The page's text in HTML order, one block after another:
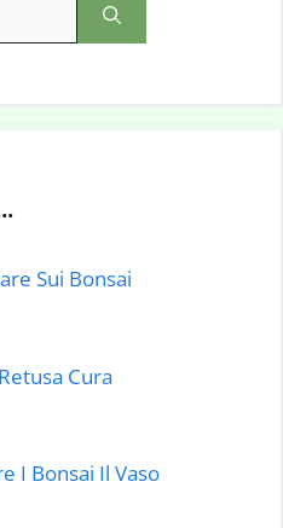
Sui Bonsai
Cura
I Bonsai Il Vaso